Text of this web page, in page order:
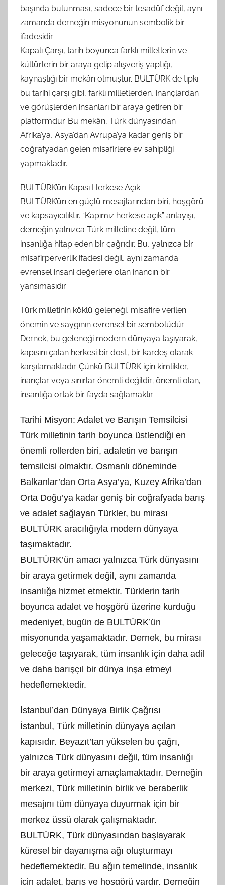
başında bulunması, sadece bir tesadüf değil, aynı
zamanda derneğin misyonunun sembolik bir
ifadesidir.
Kapalı Çarşı, tarih boyunca farklı milletlerin ve
kültürlerin bir araya gelip alışveriş yaptığı,
kaynaştığı bir mekân olmuştur. BULTÜRK de tıpkı
bu tarihi çarşı gibi, farklı milletlerden, inançlardan
ve görüşlerden insanları bir araya getiren bir
platformdur. Bu mekân, Türk dünyasından
Afrika’ya, Asya’dan Avrupa’ya kadar geniş bir
coğrafyadan gelen misafirlere ev sahipliği
yapmaktadır.
BULTÜRK’ün Kapısı Herkese Açık
BULTÜRK’ün en güçlü mesajlarından biri, hoşgörü
ve kapsayıcılıktır. “Kapımız herkese açık” anlayışı,
derneğin yalnızca Türk milletine değil, tüm
insanlığa hitap eden bir çağrıdır. Bu, yalnızca bir
misafirperverlik ifadesi değil, aynı zamanda
evrensel insani değerlere olan inancın bir
yansımasıdır.
Türk milletinin köklü geleneği, misafire verilen
önemin ve saygının evrensel bir sembolüdür.
Dernek, bu geleneği modern dünyaya taşıyarak,
kapısını çalan herkesi bir dost, bir kardeş olarak
karşılamaktadır. Çünkü BULTÜRK için kimlikler,
inançlar veya sınırlar önemli değildir; önemli olan,
insanlığa ortak bir fayda sağlamaktır.
Tarihi Misyon: Adalet ve Barışın Temsilcisi
Türk milletinin tarih boyunca üstlendiği en
önemli rollerden biri, adaletin ve barışın
temsilcisi olmaktır. Osmanlı döneminde
Balkanlar’dan Orta Asya’ya, Kuzey Afrika’dan
Orta Doğu’ya kadar geniş bir coğrafyada barış
ve adalet sağlayan Türkler, bu mirası
BULTÜRK aracılığıyla modern dünyaya
taşımaktadır.
BULTÜRK’ün amacı yalnızca Türk dünyasını
bir araya getirmek değil, aynı zamanda
insanlığa hizmet etmektir. Türklerin tarih
boyunca adalet ve hoşgörü üzerine kurduğu
medeniyet, bugün de BULTÜRK’ün
misyonunda yaşamaktadır. Dernek, bu mirası
geleceğe taşıyarak, tüm insanlık için daha adil
ve daha barışçıl bir dünya inşa etmeyi
hedeflemektedir.
İstanbul’dan Dünyaya Birlik Çağrısı
İstanbul, Türk milletinin dünyaya açılan
kapısıdır. Beyazıt’tan yükselen bu çağrı,
yalnızca Türk dünyasını değil, tüm insanlığı
bir araya getirmeyi amaçlamaktadır. Derneğin
merkezi, Türk milletinin birlik ve beraberlik
mesajını tüm dünyaya duyurmak için bir
merkez üssü olarak çalışmaktadır.
BULTÜRK, Türk dünyasından başlayarak
küresel bir dayanışma ağı oluşturmayı
hedeflemektedir. Bu ağın temelinde, insanlık
için adalet, barış ve hoşgörü vardır. Derneğin